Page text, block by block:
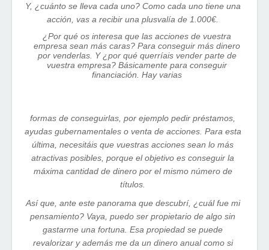
Y, ¿cuánto se lleva cada uno? Como cada uno tiene una
acción, vas a recibir una plusvalía de 1.000€.
¿Por qué os interesa que las acciones de vuestra
empresa sean más caras? Para conseguir más dinero
por venderlas. Y ¿por qué querríais vender parte de
vuestra empresa? Básicamente para conseguir
financiación. Hay varias
formas de conseguirlas, por ejemplo pedir préstamos,
ayudas gubernamentales o venta de acciones. Para esta
última, necesitáis que vuestras acciones sean lo más
atractivas posibles, porque el objetivo es conseguir la
máxima cantidad de dinero por el mismo número de
títulos.
Así que, ante este panorama que descubrí, ¿cuál fue mi
pensamiento? Vaya, puedo ser propietario de algo sin
gastarme una fortuna. Esa propiedad se puede
revalorizar y además me da un dinero anual como si